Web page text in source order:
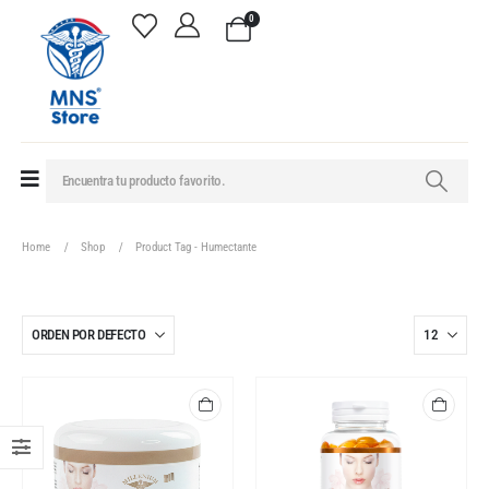
0
Home Shop Product Tag - Humectante